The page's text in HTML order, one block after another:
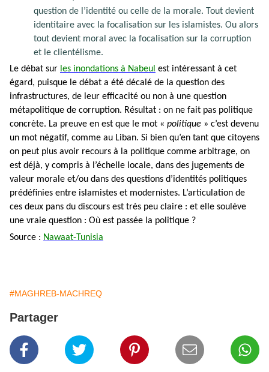
question de l’identité ou celle de la morale. Tout devient
identitaire avec la focalisation sur les islamistes. Ou alors
tout devient moral avec la focalisation sur la corruption
et le clientélisme.
Le débat sur les inondations à Nabeul est intéressant à cet
égard, puisque le débat a été décalé de la question des
infrastructures, de leur efficacité ou non à une question
métapolitique de corruption. Résultat : on ne fait pas politique
concrète. La preuve en est que le mot « politique » c’est devenu
un mot négatif, comme au Liban. Si bien qu’en tant que citoyens
on peut plus avoir recours à la politique comme arbitrage, on
est déjà, y compris à l’échelle locale, dans des jugements de
valeur morale et/ou dans des questions d’identités politiques
prédéfinies entre islamistes et modernistes. L’articulation de
ces deux pans du discours est très peu claire : et elle soulève
une vraie question : Où est passée la politique ?
Source : Nawaat-Tunisia
#MAGHREB-MACHREQ
Partager